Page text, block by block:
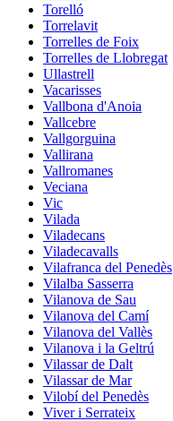
Torelló
Torrelavit
Torrelles de Foix
Torrelles de Llobregat
Ullastrell
Vacarisses
Vallbona d'Anoia
Vallcebre
Vallgorguina
Vallirana
Vallromanes
Veciana
Vic
Vilada
Viladecans
Viladecavalls
Vilafranca del Penedès
Vilalba Sasserra
Vilanova de Sau
Vilanova del Camí
Vilanova del Vallès
Vilanova i la Geltrú
Vilassar de Dalt
Vilassar de Mar
Vilobí del Penedès
Viver i Serrateix